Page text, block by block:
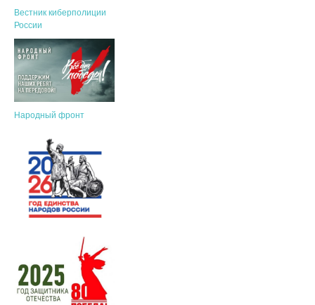
Вестник киберполиции
России
Народный фронт